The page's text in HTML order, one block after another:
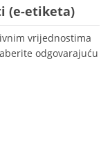
(e-etiketa)
vrijednostima
odgovarajuću